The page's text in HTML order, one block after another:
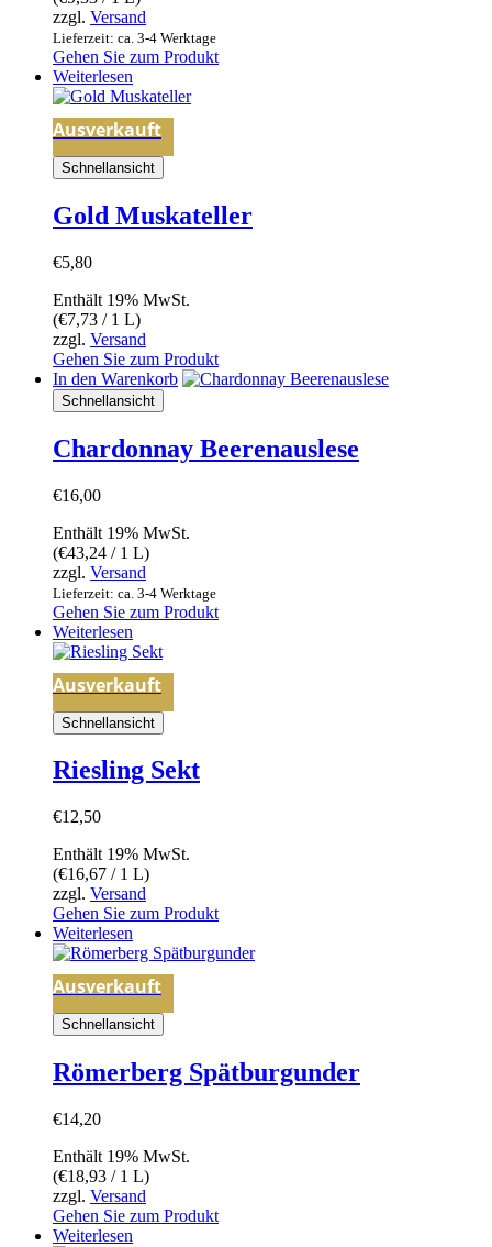
zzgl. Versand
Lieferzeit: ca. 3-4 Werktage
Gehen Sie zum Produkt
Weiterlesen
Ausverkauft
Schnellansicht
Gold Muskateller
€5,80
Enthält 19% MwSt.
(€7,73 / 1 L)
zzgl. Versand
Gehen Sie zum Produkt
In den Warenkorb
Schnellansicht
Chardonnay Beerenauslese
€16,00
Enthält 19% MwSt.
(€43,24 / 1 L)
zzgl. Versand
Lieferzeit: ca. 3-4 Werktage
Gehen Sie zum Produkt
Weiterlesen
Ausverkauft
Schnellansicht
Riesling Sekt
€12,50
Enthält 19% MwSt.
(€16,67 / 1 L)
zzgl. Versand
Gehen Sie zum Produkt
Weiterlesen
Ausverkauft
Schnellansicht
Römerberg Spätburgunder
€14,20
Enthält 19% MwSt.
(€18,93 / 1 L)
zzgl. Versand
Gehen Sie zum Produkt
Weiterlesen